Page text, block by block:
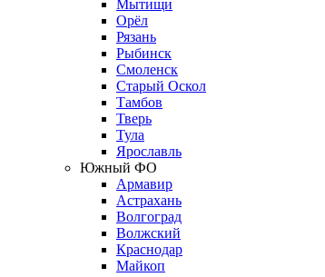
Мытищи
Орёл
Рязань
Рыбинск
Смоленск
Старый Оскол
Тамбов
Тверь
Тула
Ярославль
Южный ФО
Армавир
Астрахань
Волгоград
Волжский
Краснодар
Майкоп